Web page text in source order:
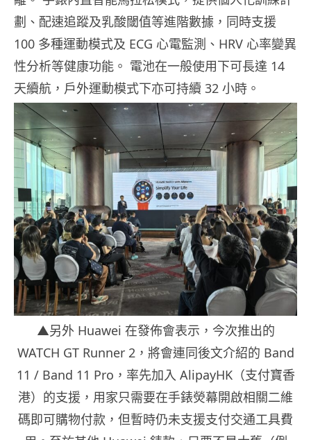
劃、配速追蹤及乳酸閾值等進階數據，同時支援
100 多種運動模式及 ECG 心電監測、HRV 心率變異
性分析等健康功能。 電池在一般使用下可長達 14
天續航，戶外運動模式下亦可持續 32 小時。
▲另外 Huawei 在發佈會表示，今次推出的
WATCH GT Runner 2，將會連同後文介紹的 Band
11 / Band 11 Pro，率先加入 AlipayHK（支付寶香
港）的支援，用家只需要在手錶熒幕開啟相關二維
碼即可購物付款，但暫時仍未支援支付交通工具費